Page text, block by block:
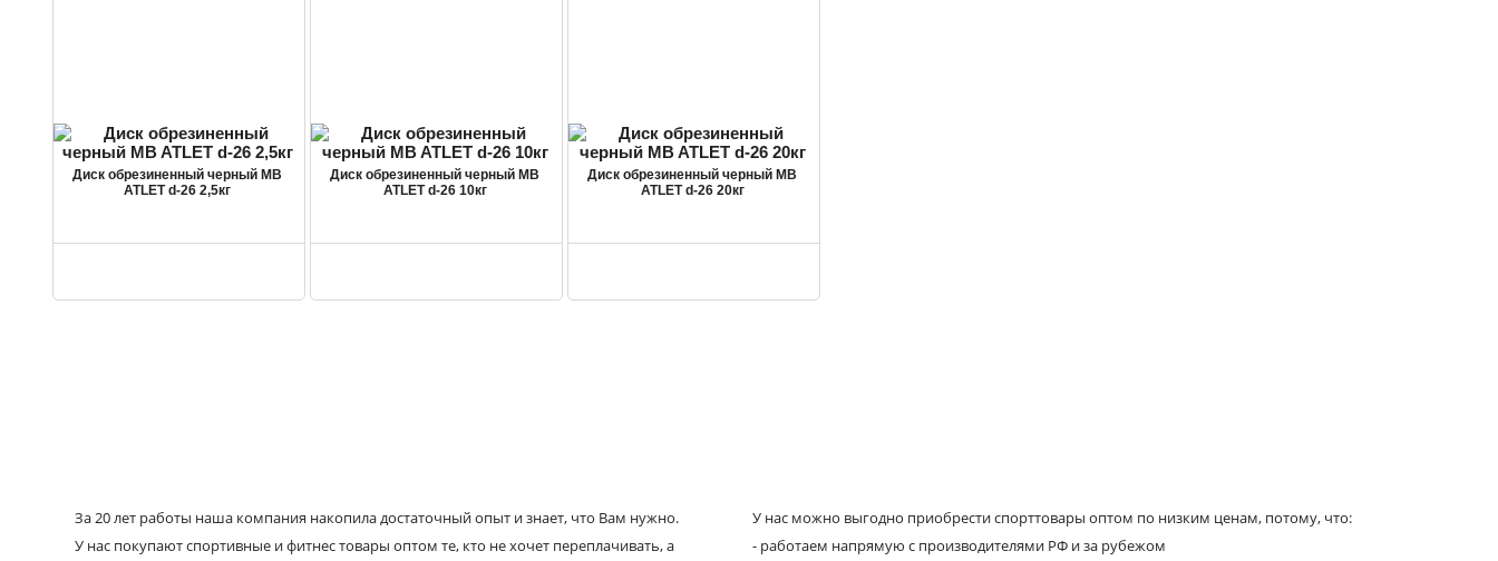
Диск обрезиненный черный MB
ATLET d-26 2,5кг
Диск обрезиненный черный MB
ATLET d-26 10кг
Диск обрезиненный черный MB
ATLET d-26 20кг
За 20 лет работы наша компания накопила достаточный опыт и знает, что Вам нужно.
У нас покупают спортивные и фитнес товары оптом те, кто не хочет переплачивать, а
У нас можно выгодно приобрести спорттовары оптом по низким ценам, потому, что:
- работаем напрямую с производителями РФ и за рубежом